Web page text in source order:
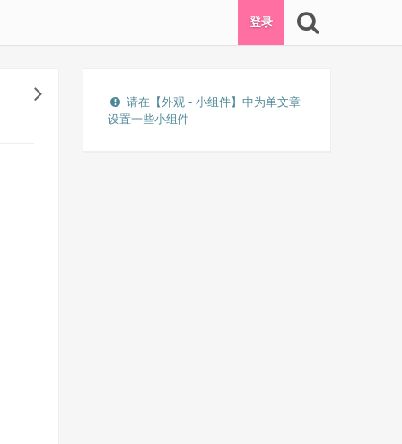
登录
请在【外观 - 小组件】中为单文章
设置一些小组件